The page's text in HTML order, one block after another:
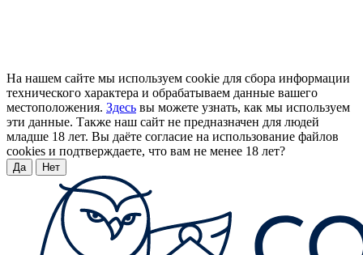
На нашем сайте мы используем cookie для сбора информации
технического характера и обрабатываем данные вашего
местоположения. Здесь вы можете узнать, как мы используем
эти данные. Также наш сайт не предназначен для людей
младше 18 лет. Вы даёте согласие на использование файлов
cookies и подтверждаете, что вам не менее 18 лет?
Да Нет